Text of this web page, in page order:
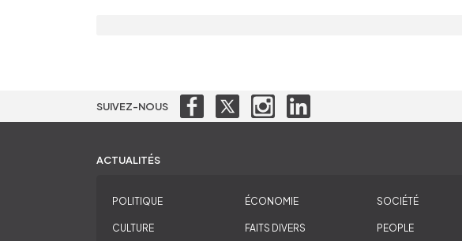
SUIVEZ-NOUS
ACTUALITÉS
POLITIQUE ÉCONOMIE SOCIÉTÉ
CULTURE FAITS DIVERS PEOPLE